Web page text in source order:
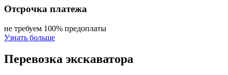
Отсрочка платежа
не требуем 100% предоплаты
Узнать больше
Перевозка экскаватора